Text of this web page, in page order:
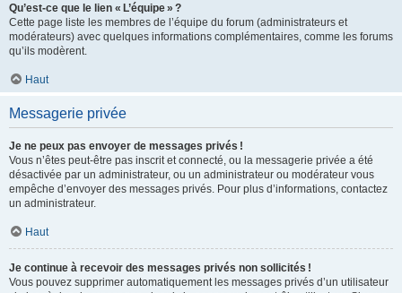
Qu’est-ce que le lien « L’équipe » ?
Cette page liste les membres de l’équipe du forum (administrateurs et
modérateurs) avec quelques informations complémentaires, comme les forums
qu’ils modèrent.
Haut
Messagerie privée
Je ne peux pas envoyer de messages privés !
Vous n’êtes peut-être pas inscrit et connecté, ou la messagerie privée a été
désactivée par un administrateur, ou un administrateur ou modérateur vous
empêche d’envoyer des messages privés. Pour plus d’informations, contactez
un administrateur.
Haut
Je continue à recevoir des messages privés non sollicités !
Vous pouvez supprimer automatiquement les messages privés d’un utilisateur